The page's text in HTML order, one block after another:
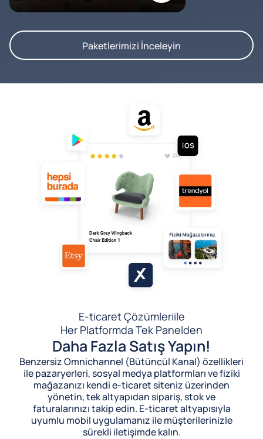
Paketlerimizi İnceleyin
E-ticaret Çözümleriile
Her Platformda Tek Panelden
Daha Fazla Satış Yapın!
Benzersiz Omnichannel (Bütüncül Kanal) özellikleri
ile pazaryerleri, sosyal medya platformları ve fiziki
mağazanızı kendi e-ticaret siteniz üzerinden
yönetin, tek altyapıdan sipariş, stok ve
faturalarınızı takip edin. E-ticaret altyapısıyla
uyumlu mobil uygulamanız ile müşterilerinizle
sürekli iletişimde kalın.